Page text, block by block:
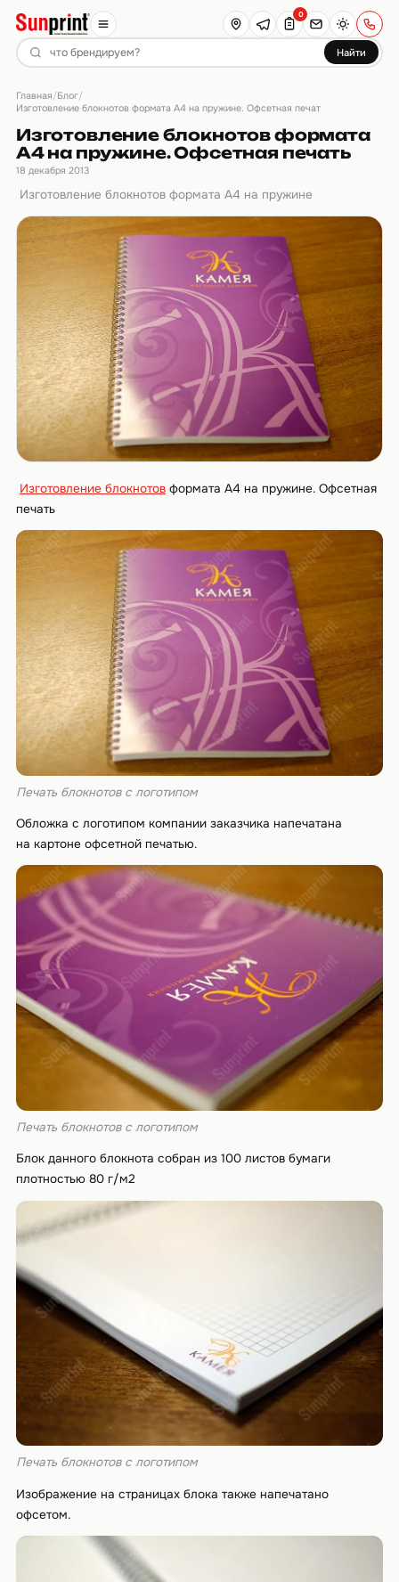
Найти
0
Главная/Блог/
Изготовление блокнотов формата А4 на пружине. Офсетная печат
Изготовление блокнотов формата
А4 на пружине. Офсетная печать
18 декабря 2013
Изготовление блокнотов формата А4 на пружине
Изготовление блокнотовформата А4 на пружине. Офсетная
печать
Печать блокнотов с логотипом
Обложка с логотипом компании заказчика напечатана
на картоне офсетной печатью.
Печать блокнотов с логотипом
Блок данного блокнота собран из 100 листов бумаги
плотностью 80 г/м2
Печать блокнотов с логотипом
Изображение на страницах блока также напечатано
офсетом.